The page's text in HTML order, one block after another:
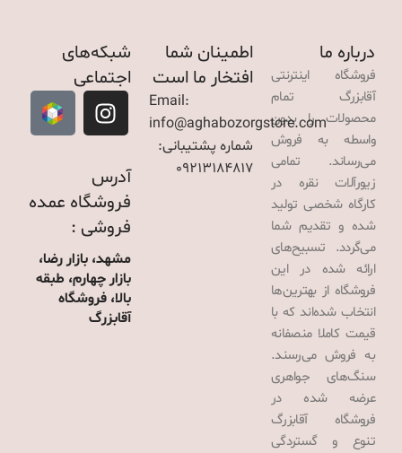
درباره ما
فروشگاه اینترنتی
آقابزرگ تمام
محصولات را بدون
واسطه به فروش
می‌رساند. تمامی
زیورآلات نقره در
کارگاه شخصی تولید
شده و تقدیم شما
می‌گردد. تسبیح‌های
ارائه شده در این
فروشگاه از بهترین‌ها
انتخاب شده‌اند که با
قیمت کاملا منصفانه
به فروش می‌رسند.
سنگ‌های جواهری
عرضه شده در
فروشگاه آقابزرگ
تنوع و گستردگی
اطمینان شما
افتخار ما است
Email:
info@aghabozorgstore.com
شماره پشتیبانی:
09213184817
شبکه‌های
اجتماعی
آدرس
فروشگاه عمده
فروشی :
مشهد، بازار رضا،
بازار چهارم، طبقه
بالا، فروشگاه
آقابزرگ